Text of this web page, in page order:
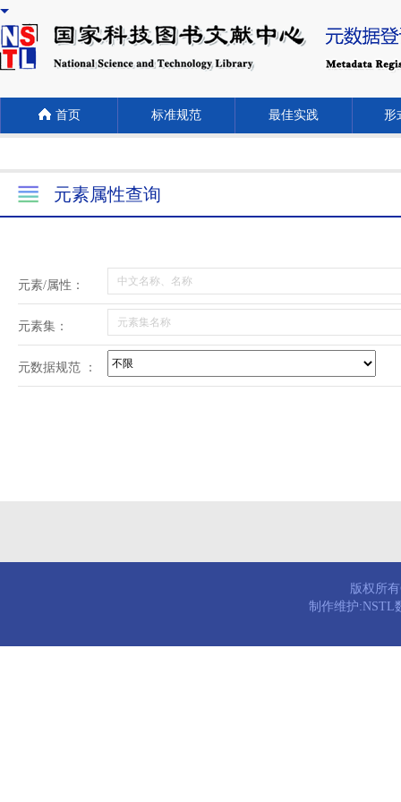
首页 标准规范 最佳实践 形
元素属性查询
元素/属性：
元素集：
元数据规范 ：
版权所
制作维护:NSTL